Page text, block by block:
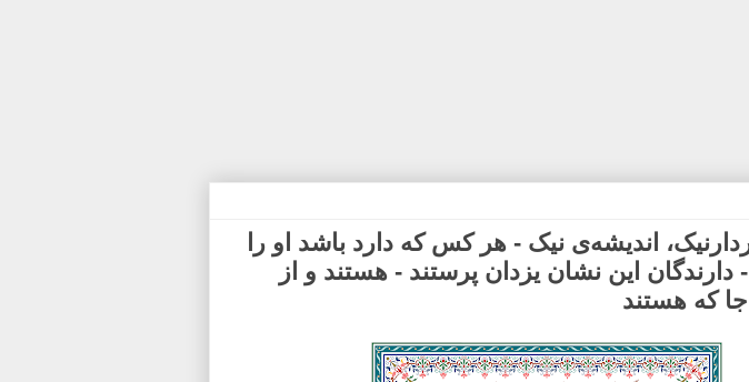
انديشه‌ی نيک - هر كس كه دارد باشد او را
اين نشان يزدان پرستند - هستند و از
جا كه هستند